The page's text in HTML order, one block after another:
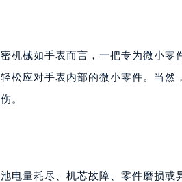
机械如手表而言，一把专为微小零
松应对手表内部的微小零件。当然
。
电量耗尽、机芯故障、零件磨损或